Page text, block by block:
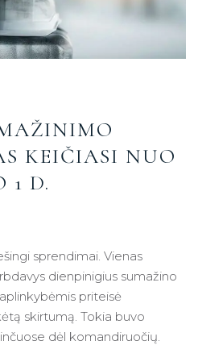
KEIČIASI NUO
1 D.
sprendimai. Vienas
dienpinigius sumažino
priteisė
skirtumą. Tokia buvo
dėl komandiruočių.